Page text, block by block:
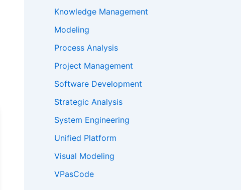
Knowledge Management
Modeling
Process Analysis
Project Management
Software Development
Strategic Analysis
System Engineering
Unified Platform
Visual Modeling
VPasCode